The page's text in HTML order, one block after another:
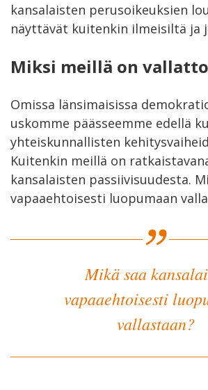
kansalaisten perusoikeuksien
näyttävät kuitenkin ilmeisiltä ja
Miksi meillä on
Omissa länsimaisissa
uskomme päässeemme edellä
yhteiskunnallisten
Kuitenkin meillä on
kansalaisten passiivisuudesta.
vapaaehtoisesti luopumaan
Mikä saa
vapaaehtoisesti
vallastaan?